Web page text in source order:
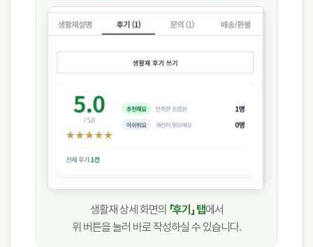
생활재 상세 화면의 「후기」 탭에서
위 버튼을 눌러 바로 작성하실 수 있습니다.